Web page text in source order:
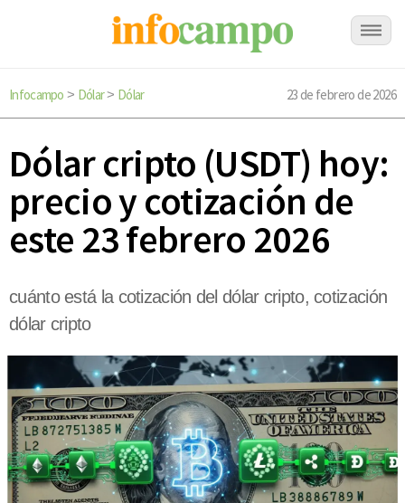
Infocampo > Dólar> Dólar 23 de febrero de 2026
Dólar cripto (USDT) hoy:
precio y cotización de
este 23 febrero 2026
cuánto está la cotización del dólar cripto, cotización
dólar cripto